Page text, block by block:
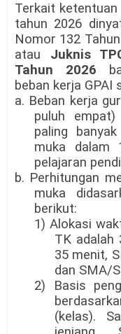
Terkait ketentuan
tahun 2026
Nomor 132
atau Juknis
Tahun 2026
beban kerja GPAI
a. Beban kerja
puluh
paling
muka dalam
pelajaran
b. Perhitungan
muka
berikut:
1) Alokasi
TK adalah
35 menit,
dan SMA/
2) Basis
(kelas).